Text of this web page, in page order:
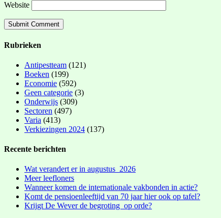
Website
Rubrieken
Antipestteam (121)
Boeken (199)
Economie (592)
Geen categorie (3)
Onderwijs (309)
Sectoren (497)
Varia (413)
Verkiezingen 2024 (137)
Recente berichten
Wat verandert er in augustus 2026
Meer leefloners
Wanneer komen de internationale vakbonden in actie?
Komt de pensioenleeftijd van 70 jaar hier ook op tafel?
Krijgt De Wever de begroting op orde?